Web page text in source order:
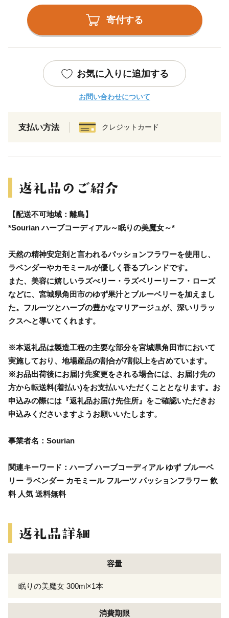
寄付する
お気に入りに追加する
お問い合わせについて
支払い方法 クレジットカード
【配送不可地域：離島】
*Sourian ハーブコーディアル～眠りの美魔女～*
天然の精神安定剤と言われるパッションフラワーを使用し、
ラベンダーやカモミールが優しく香るブレンドです。
また、美容に嬉しいラズべリー・ラズベリーリーフ・ローズ
などに、宮城県角田市のゆず果汁とブルーベリーを加えまし
た。フルーツとハーブの豊かなマリアージュが、深いリラッ
クスへと導いてくれます。
※本返礼品は製造工程の主要な部分を宮城県角田市において
実施しており、地場産品の割合が7割以上を占めています。
※お品出荷後にお届け先変更をされる場合には、お届け先の
方から転送料(着払い)をお支払いいただくこととなります。お
申込みの際には『返礼品お届け先住所』をご確認いただきお
申込みくださいますようお願いいたします。
事業者名：Sourian
関連キーワード：ハーブ ハーブコーディアル ゆず ブルーベ
リー ラベンダー カモミール フルーツ パッションフラワー 飲
料 人気 送料無料
容量
眠りの美魔女 300ml×1本
消費期限